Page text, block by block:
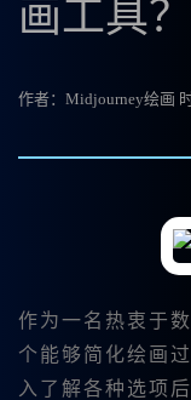
画工具？
作者：Midjourney绘画
作为一名热衷于
个能够简化绘画
入了解各种选项